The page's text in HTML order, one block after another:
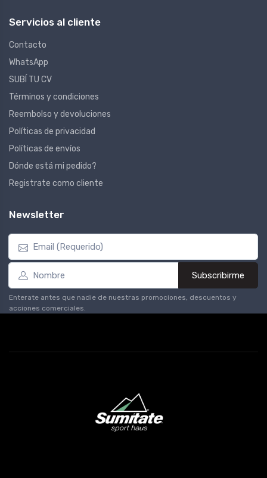
Servicios al cliente
Contacto
WhatsApp
SUBÍ TU CV
Términos y condiciones
Reembolso y devoluciones
Políticas de privacidad
Políticas de envíos
Dónde está mi pedido?
Registrate como cliente
Newsletter
Subscribirme
Enterate antes que nadie de nuestras promociones, descuentos y
acciones comerciales.